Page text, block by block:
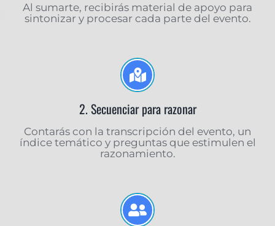
Al sumarte, recibirás material de apoyo para
sintonizar y procesar cada parte del evento.
2. Secuenciar para razonar
Contarás con la transcripción del evento, un
índice temático y preguntas que estimulen el
razonamiento.